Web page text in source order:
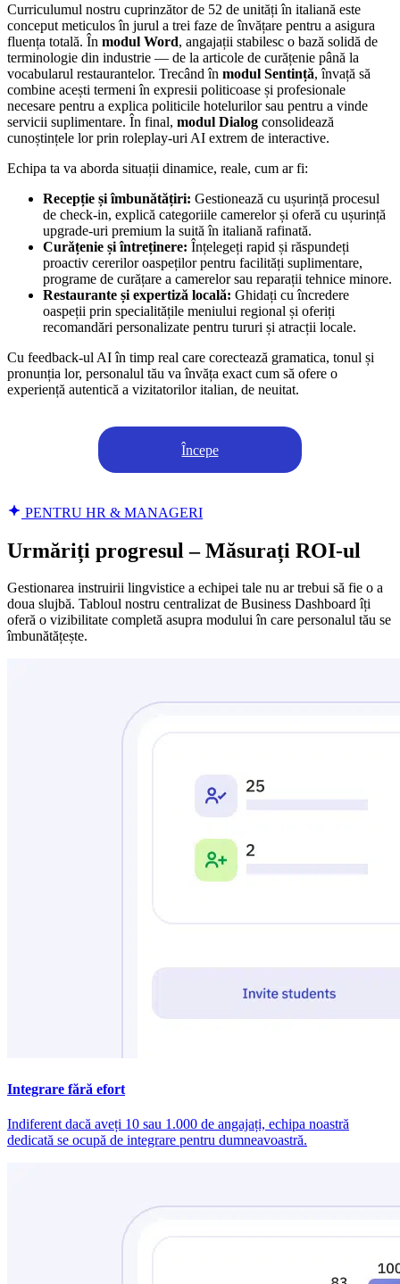
Curriculumul nostru cuprinzător de 52 de unități în italiană este
conceput meticulos în jurul a trei faze de învățare pentru a asigura
fluența totală. În modul Word, angajații stabilesc o bază solidă de
terminologie din industrie — de la articole de curățenie până la
vocabularul restaurantelor. Trecând în modul Sentință, învață să
combine acești termeni în expresii politicoase și profesionale
necesare pentru a explica politicile hotelurilor sau pentru a vinde
servicii suplimentare. În final, modul Dialog consolidează
cunoștințele lor prin roleplay-uri AI extrem de interactive.
Echipa ta va aborda situații dinamice, reale, cum ar fi:
Recepție și îmbunătățiri: Gestionează cu ușurință procesul
de check-in, explică categoriile camerelor și oferă cu ușurință
upgrade-uri premium la suită în italiană rafinată.
Curățenie și întreținere: Înțelegeți rapid și răspundeți
proactiv cererilor oaspeților pentru facilități suplimentare,
programe de curățare a camerelor sau reparații tehnice minore.
Restaurante și expertiză locală: Ghidați cu încredere
oaspeții prin specialitățile meniului regional și oferiți
recomandări personalizate pentru tururi și atracții locale.
Cu feedback-ul AI în timp real care corectează gramatica, tonul și
pronunția lor, personalul tău va învăța exact cum să ofere o
experiență autentică a vizitatorilor italian, de neuitat.
Începe
PENTRU HR & MANAGERI
Urmăriți progresul – Măsurați ROI-ul
Gestionarea instruirii lingvistice a echipei tale nu ar trebui să fie o a
doua slujbă. Tabloul nostru centralizat de Business Dashboard îți
oferă o vizibilitate completă asupra modului în care personalul tău se
îmbunătățește.
Integrare fără efort
Indiferent dacă aveți 10 sau 1.000 de angajați, echipa noastră
dedicată se ocupă de integrare pentru dumneavoastră.